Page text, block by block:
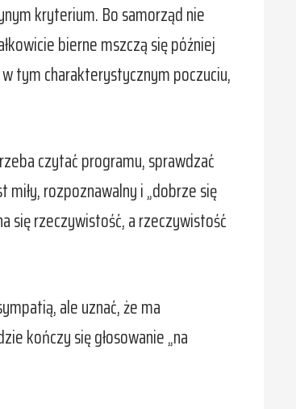
kryterium. Bo samorząd nie
bierne mszczą się później
tym charakterystycznym poczuciu,
czytać programu, sprawdzać
rozpoznawalny i „dobrze się
się rzeczywistość, a rzeczywistość
ale uznać, że ma
kończy się głosowanie „na